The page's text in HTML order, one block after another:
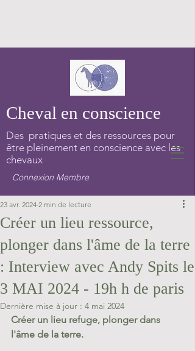
Cheval en conscience
Des pratiques et des ressources pour
être pleinement en conscience avec les
chevaux
Connexion Membre
Créer un lieu ressource,
plonger dans l'âme de la terre
: Interview avec Andy Spits le
3 MAI 2024 - 19h h de paris
23 avr. 2024 2 min de lecture
Dernière mise à jour : 4 mai 2024
Créer un lieu refuge, plonger dans
l'âme de la terre.